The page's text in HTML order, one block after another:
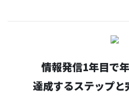
情報発信1年目で
達成するステップ